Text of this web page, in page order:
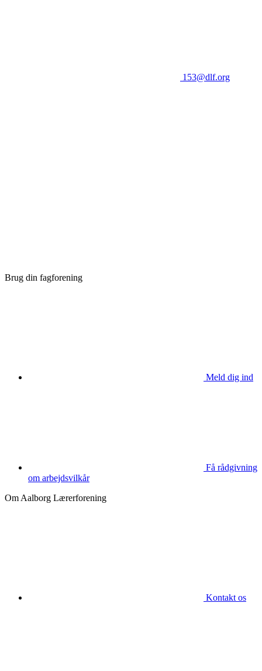
153@dlf.org
Brug din fagforening
Meld dig ind
Få rådgivning
om arbejdsvilkår
Om Aalborg Lærerforening
Kontakt os